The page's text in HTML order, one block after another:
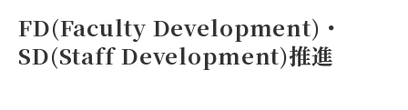
FD(Faculty Development)・
SD(Staff Development)推進